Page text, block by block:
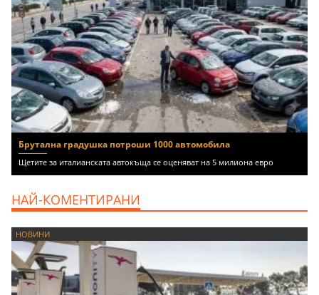
Брутална градушка потроши 1000 автомобила
Щетите за италианската автокъща се оценяват на 5 милиона евро
НАЙ-КОМЕНТИРАНИ
НОВИНИ